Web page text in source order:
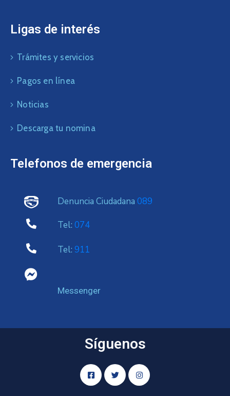
Ligas de interés
Trámites y servicios
Pagos en línea
Noticias
Descarga tu nomina
Telefonos de emergencia
Denuncia Ciudadana 089
Tel: 074
Tel: 911
Messenger
Síguenos